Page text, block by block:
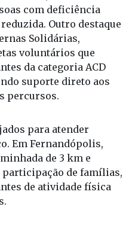
ACD (Atletas com
com deficiência
Outro destaque
Solidárias,
voluntários que
da categoria ACD
suporte direto aos
para atender
Em Fernandópolis,
de 3 km e
de famílias,
de atividade física